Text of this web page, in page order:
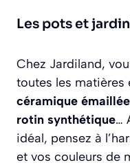
Les pots et
Chez Jardiland,
toutes les matières
céramique
rotin synthétique…
idéal, pensez à
et vos couleurs de